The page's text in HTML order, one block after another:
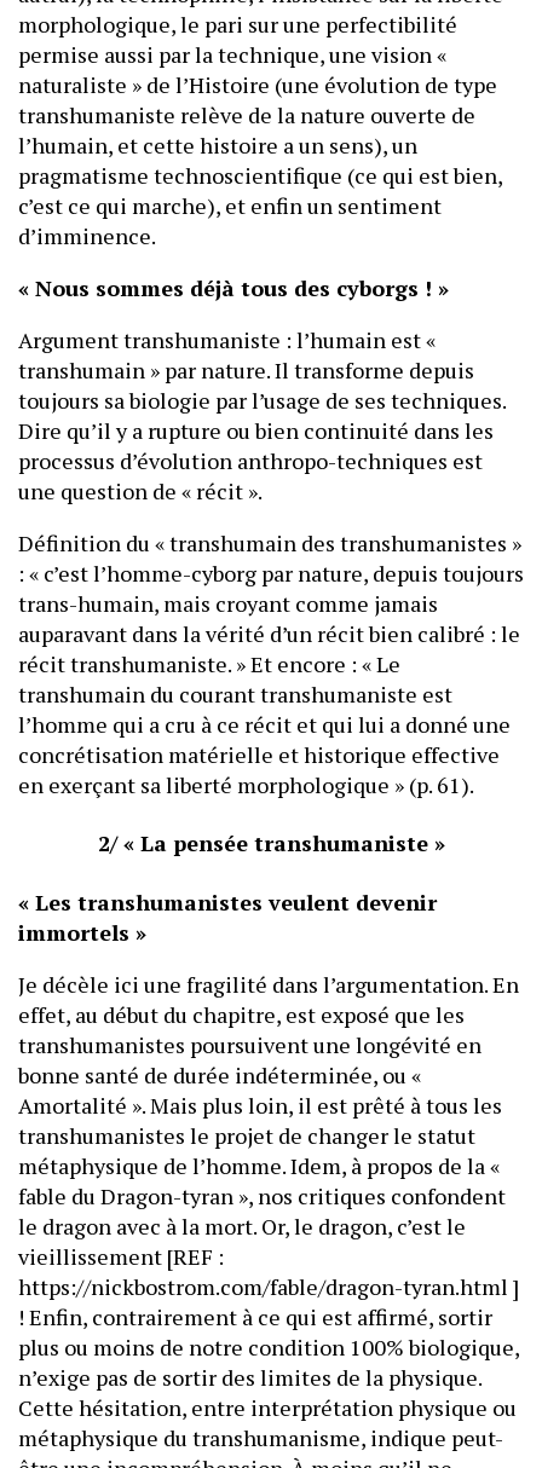
morphologique, le pari sur une perfectibilité
permise aussi par la technique, une vision «
naturaliste » de l’Histoire (une évolution de type
transhumaniste relève de la nature ouverte de
l’humain, et cette histoire a un sens), un
pragmatisme technoscientifique (ce qui est bien,
c’est ce qui marche), et enfin un sentiment
d’imminence.
« Nous sommes déjà tous des cyborgs ! »
Argument transhumaniste : l’humain est «
transhumain » par nature. Il transforme depuis
toujours sa biologie par l’usage de ses techniques.
Dire qu’il y a rupture ou bien continuité dans les
processus d’évolution anthropo-techniques est
une question de « récit ».
Définition du « transhumain des transhumanistes »
: « c’est l’homme-cyborg par nature, depuis toujours
trans-humain, mais croyant comme jamais
auparavant dans la vérité d’un récit bien calibré : le
récit transhumaniste. » Et encore : « Le
transhumain du courant transhumaniste est
l’homme qui a cru à ce récit et qui lui a donné une
concrétisation matérielle et historique effective
en exerçant sa liberté morphologique » (p. 61).
2/ « La pensée transhumaniste »
« Les transhumanistes veulent devenir
immortels »
Je décèle ici une fragilité dans l’argumentation. En
effet, au début du chapitre, est exposé que les
transhumanistes poursuivent une longévité en
bonne santé de durée indéterminée, ou «
Amortalité ». Mais plus loin, il est prêté à tous les
transhumanistes le projet de changer le statut
métaphysique de l’homme. Idem, à propos de la «
fable du Dragon-tyran », nos critiques confondent
le dragon avec à la mort. Or, le dragon, c’est le
vieillissement [REF :
https://nickbostrom.com/fable/dragon-tyran.html ]
! Enfin, contrairement à ce qui est affirmé, sortir
plus ou moins de notre condition 100% biologique,
n’exige pas de sortir des limites de la physique.
Cette hésitation, entre interprétation physique ou
métaphysique du transhumanisme, indique peut-